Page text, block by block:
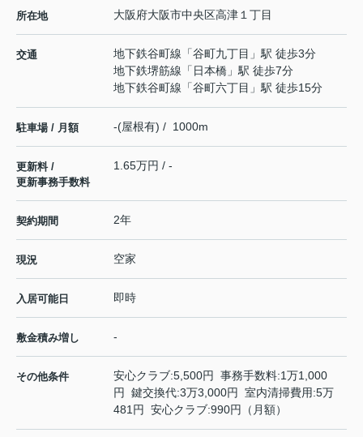
所在地 大阪府大阪市中央区高津 １丁目
交通 地下鉄谷町線 「谷町九丁目 」駅 徒歩3分
地下鉄堺筋線 「 日本橋 」駅 徒歩7分
地下鉄谷町線 「谷町六丁目 」駅 徒歩15分
駐車場 / 月額 -(屋根有) / 1000m
更新料 /
更新事務手数料
1.65万円 / -
契約期間 2年
現況 空家
入居可能日 即時
敷金積み増し -
その他条件
安心クラブ:5,500円 事務手数料:1万1,000
円 鍵交換代:3万3,000円 室内清掃費用:5万
481円 安心クラブ:990円（月額）